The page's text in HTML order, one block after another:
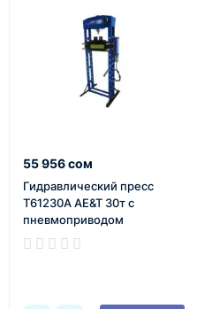
55 956 сом
Гидравлический пресс
T61230A AE&T 30т с
пневмоприводом